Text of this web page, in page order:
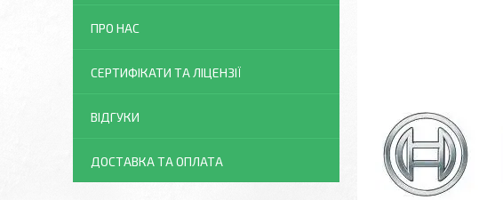
ПРО НАС
СЕРТИФІКАТИ ТА ЛІЦЕНЗІЇ
ВІДГУКИ
ДОСТАВКА ТА ОПЛАТА